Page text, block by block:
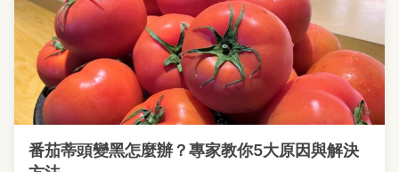
番茄蒂頭變黑怎麼辦？專家教你5大原因與解決